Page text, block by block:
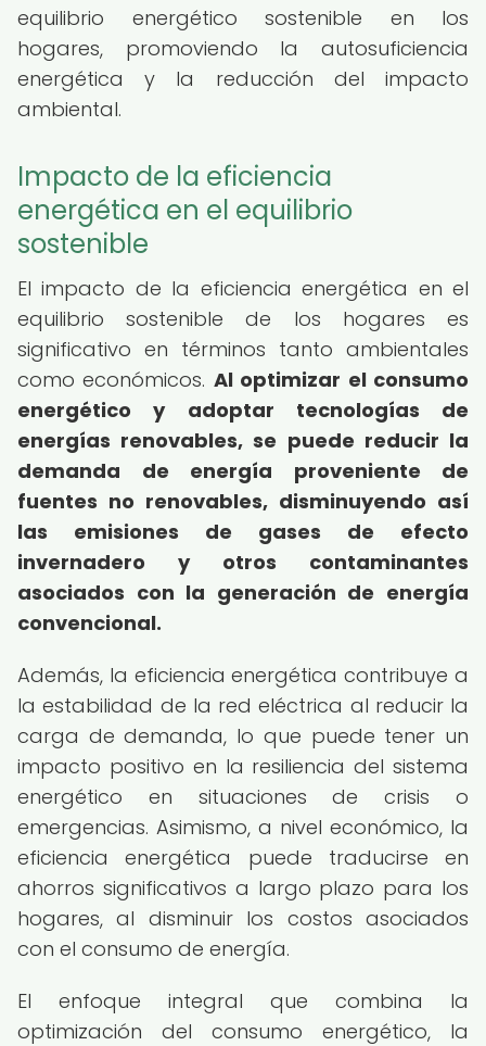
equilibrio energético sostenible en los
hogares, promoviendo la autosuficiencia
energética y la reducción del impacto
ambiental.
Impacto de la eficiencia
energética en el equilibrio
sostenible
El impacto de la eficiencia energética en el
equilibrio sostenible de los hogares es
significativo en términos tanto ambientales
como económicos. Al optimizar el consumo
energético y adoptar tecnologías de
energías renovables, se puede reducir la
demanda de energía proveniente de
fuentes no renovables, disminuyendo así
las emisiones de gases de efecto
invernadero y otros contaminantes
asociados con la generación de energía
convencional.
Además, la eficiencia energética contribuye a
la estabilidad de la red eléctrica al reducir la
carga de demanda, lo que puede tener un
impacto positivo en la resiliencia del sistema
energético en situaciones de crisis o
emergencias. Asimismo, a nivel económico, la
eficiencia energética puede traducirse en
ahorros significativos a largo plazo para los
hogares, al disminuir los costos asociados
con el consumo de energía.
El enfoque integral que combina la
optimización del consumo energético, la